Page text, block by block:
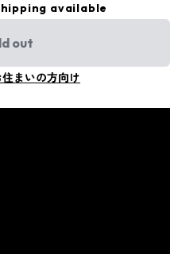
available
out
まいの方向け